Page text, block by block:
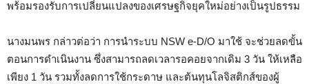
พร้อมรองรับการเปลี่ยนแปลงของเศรษฐกิจยุคใหม่อย่างเป็นรูปธรรม
นางมนพร กล่าวต่อว่า การนำระบบ NSW e-D/O มาใช้ จะช่วยลดขั้น
ตอนการดำเนินงาน ซึ่งสามารถลดเวลารอคอยจากเดิม 3 วัน ให้เหลือ
เพียง 1 วัน รวมทั้งลดการใช้กระดาษ และต้นทุนโลจิสติกส์ของผู้